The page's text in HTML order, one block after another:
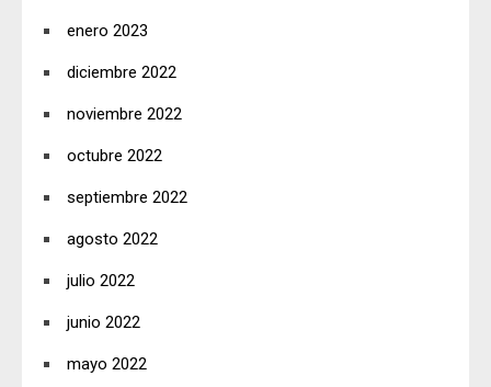
enero 2023
diciembre 2022
noviembre 2022
octubre 2022
septiembre 2022
agosto 2022
julio 2022
junio 2022
mayo 2022